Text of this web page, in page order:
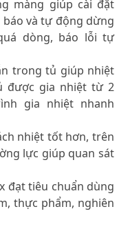
màng giúp cài đặt
báo và tự động dừng
dòng, báo lỗi tự
trong tủ giúp nhiệt
được gia nhiệt từ 2
gia nhiệt nhanh
nhiệt tốt hơn, trên
lực giúp quan sát
đạt tiêu chuẩn dùng
thực phẩm, nghiên